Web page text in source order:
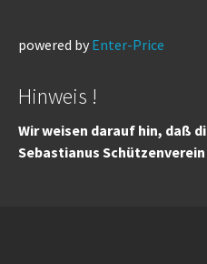
powered by Enter-Price
Hinweis !
Wir weisen darauf hin, daß
Sebastianus